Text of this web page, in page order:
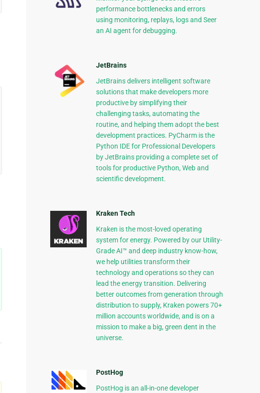
performance bottlenecks and errors
using monitoring, replays, logs and Seer
an AI agent for debugging.
JetBrains
JetBrains delivers intelligent software
solutions that make developers more
productive by simplifying their
challenging tasks, automating the
routine, and helping them adopt the best
development practices. PyCharm is the
Python IDE for Professional Developers
by JetBrains providing a complete set of
tools for productive Python, Web and
scientific development.
Kraken Tech
Kraken is the most-loved operating
system for energy. Powered by our Utility-
Grade AI™ and deep industry know-how,
we help utilities transform their
technology and operations so they can
lead the energy transition. Delivering
better outcomes from generation through
distribution to supply, Kraken powers 70+
million accounts worldwide, and is on a
mission to make a big, green dent in the
universe.
PostHog
PostHog is an all-in-one developer